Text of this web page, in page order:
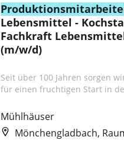
Lebensmittel -
Fachkraft
(m/w/d)
Seit über 100 Jahren sorgen
für einen fruchtigen Start in
Mühlhäuser
Mönchengladbach,